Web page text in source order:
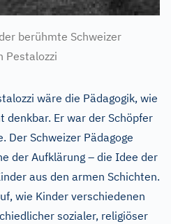
berühmte Schweizer
Pestalozzi
wäre die Pädagogik, wie
denkbar. Er war der Schöpfer
Der Schweizer Pädagoge
der Aufklärung– die Idee der
aus den armen Schichten.
wie Kinder verschiedenen
sozialer, religiöser